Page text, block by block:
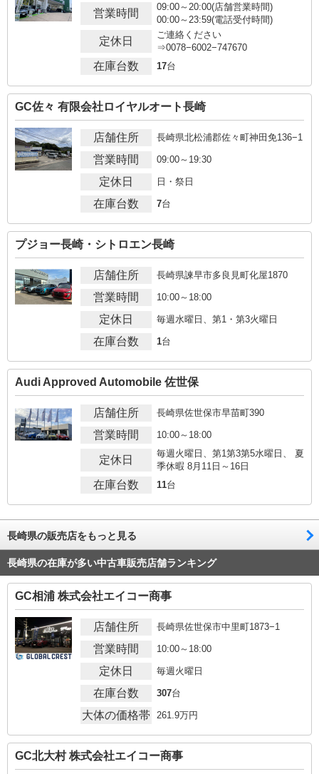
営業時間
09:00～20:00(店舗営業時間)
00:00～23:59(電話受付時間)
定休日
ご連絡ください
⇒0078−6002−747670
在庫台数 17台
GC佐々 有限会社ロイヤルオート長崎
店舗住所 長崎県北松浦郡佐々町神田免136−1
営業時間 09:00～19:30
定休日 日・祭日
在庫台数 7台
プジョー長崎・シトロエン長崎
店舗住所 長崎県諫早市多良見町化屋1870
営業時間 10:00～18:00
定休日 毎週水曜日、第1・第3火曜日
在庫台数 1台
Audi Approved Automobile 佐世保
店舗住所 長崎県佐世保市早苗町390
営業時間 10:00～18:00
定休日
毎週火曜日、第1第3第5水曜日、 夏
季休暇 8月11日～16日
在庫台数 11台
長崎県の販売店をもっと見る
長崎県の在庫が多い中古車販売店舗ランキング
GC相浦 株式会社エイコー商事
店舗住所 長崎県佐世保市中里町1873−1
営業時間 10:00～18:00
定休日 毎週火曜日
在庫台数 307台
大体の価格帯 261.9万円
GC北大村 株式会社エイコー商事